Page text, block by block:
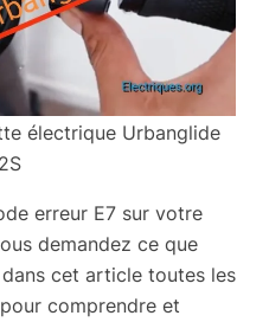
électrique Urbanglide
erreur E7 sur votre
demandez ce que
cet article toutes les
comprendre et